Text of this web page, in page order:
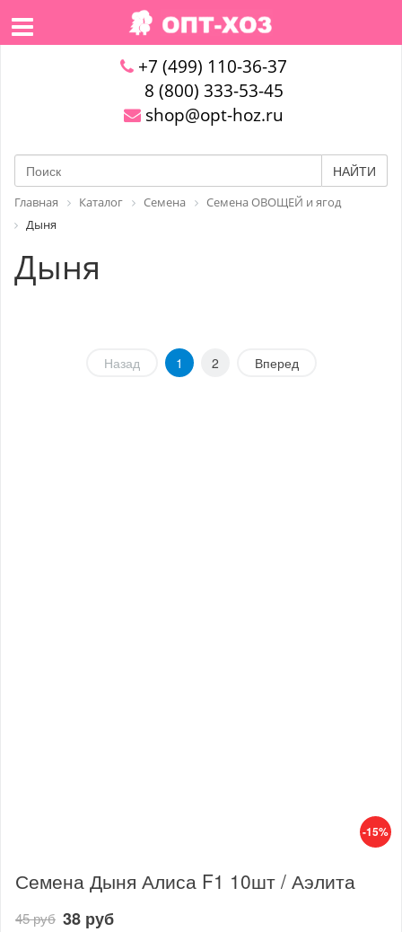
+7 (499) 110-36-37
8 (800) 333-53-45
shop@opt-hoz.ru
НАЙТИ
Главная Каталог Семена
Семена ОВОЩЕЙ и ягод
Дыня
Дыня
Назад 1 2 Вперед
-15%
Семена Дыня Алиса F1 10шт / Аэлита
45 руб 38 руб